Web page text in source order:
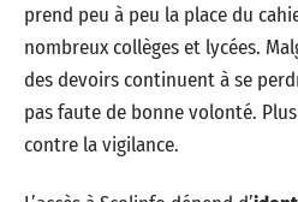
prend peu à peu la place du
nombreux collèges et lycées.
des devoirs continuent à se
pas faute de bonne volonté.
contre la vigilance.